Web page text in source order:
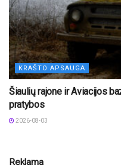
KRAŠTO APSAUGA
Šiaulių rajone ir Aviacijos
pratybos
2026-08-03
Reklama